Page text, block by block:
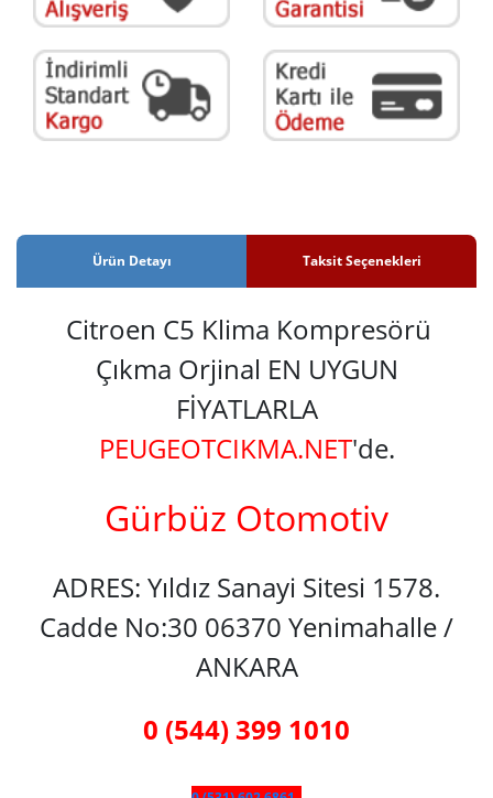
Ürün Detayı Taksit Seçenekleri
Citroen C5 Klima Kompresörü
Çıkma Orjinal EN UYGUN
FİYATLARLA
PEUGEOTCIKMA.NET'de.
Gürbüz Otomotiv
ADRES: Yıldız Sanayi Sitesi 1578.
Cadde No:30 06370 Yenimahalle /
ANKARA
0 (544) 399 1010